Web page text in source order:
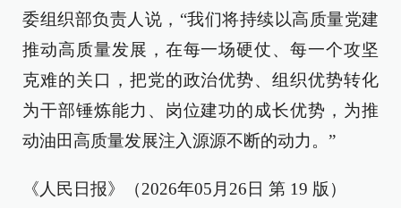
委组织部负责人说，“我们将持续以高质量党建
推动高质量发展，在每一场硬仗、每一个攻坚
克难的关口，把党的政治优势、组织优势转化
为干部锤炼能力、岗位建功的成长优势，为推
动油田高质量发展注入源源不断的动力。”
《人民日报》（2026年05月26日 第 19 版）